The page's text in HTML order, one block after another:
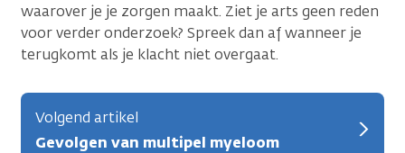
waarover je je zorgen maakt. Ziet je arts geen reden
voor verder onderzoek? Spreek dan af wanneer je
terugkomt als je klacht niet overgaat.
Volgend artikel
Gevolgen van multipel myeloom